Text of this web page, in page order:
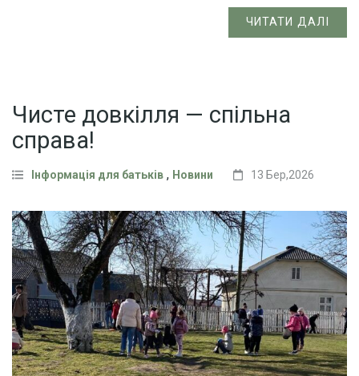
ЧИТАТИ ДАЛІ
Чисте довкілля — спільна
справа!
Інформація для батьків , Новини 13 Бер,2026